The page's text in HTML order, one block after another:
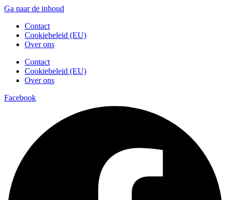
Ga naar de inhoud
Contact
Cookiebeleid (EU)
Over ons
Contact
Cookiebeleid (EU)
Over ons
Facebook